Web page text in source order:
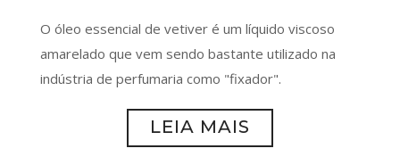
O óleo essencial de vetiver é um líquido viscoso
amarelado que vem sendo bastante utilizado na
indústria de perfumaria como "fixador".
LEIA MAIS